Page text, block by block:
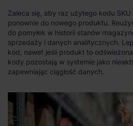
Zaleca się, aby raz użytego kodu
ponownie do nowego produktu.
do pomyłek w historii stanów
sprzedaży i danych analitycznych.
kod, nawet jeśli produkt to
kody pozostają w systemie jako
zapewniając ciągłość danych.